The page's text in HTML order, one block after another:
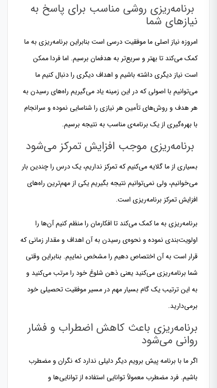
برنامه‌ریزی روشی مناسب برای پاسخ به
نیازهای شما
امروزه نیاز اصلی ما موفقیت درسی است بنابراین برنامه‌ریزی به ما
کمک می‌کند تا بهتر و سریع‌تر به هدفمان برسیم. اما فردا ممکن
است نیاز دیگری داشته باشیم و اهداف دیگری را دنبال کنیم ما
می‌توانیم با اصولی که در این زمینه یاد می‌گیریم راه‌های رسیدن به
هر هدف و روش‌های تأمین هر نیازی را شناسایی نموده و سرانجام
با بهره‌گیری از یک برنامه‌ی مناسب به نتیجه برسیم.
برنامه‌ریزی موجب افزایش تمرکز می‌شود
بسیاری از ما گلایه می‌کنیم که تمرکز نداریم، یک درس را چندین بار
می‌خوانیم، ولی نمی‌توانیم نتیجه بگیریم یکی از مهم‌ترین راه‌های
افزایش تمركز برنامه‌ریزی است.
برنامه‌ریزی به ما کمک می‌کند تا افکارمان را منظم کنیم آن‌ها را
اولویت‌بندی نموده و نحوه‌ی رسیدن به آن اهداف و مقدار زمانی که
قرار است به آن اختصاص دهیم را مشخص نماییم. بنابراین وقتی
شما برنامه‌ریزی می‌کنید یعنی ذهن شلوغ خود را مرتب می‌کنید و
به این ترتیب یک گام بسیار مهم در مسیر موفقیت تحصیلی خود
برمی‌دارید.
برنامه‌ریزی باعث کاهش اضطراب و فشار
روانی می‌شود
اگر ما با برنامه پیش برویم دیگر دلیلی ندارد که نگران و مضطرب
باشیم. فرد مضطرب معمولاً توانایی استفاده از توانایی‌ها و